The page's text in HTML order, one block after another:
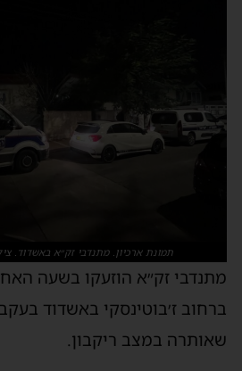
תמונת ארכיון. מתנדבי זק״א באשדוד.
מתנדבי זק״א הוזעקו בשעה
ברחוב ז׳בוטינסקי באשדוד
שאותרה במצב ריקבון.